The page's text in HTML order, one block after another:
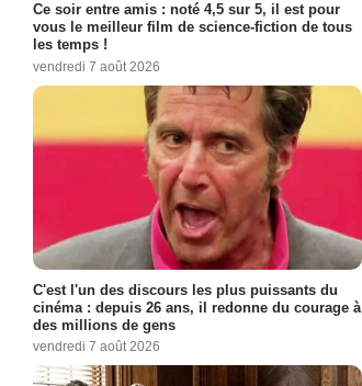
Ce soir entre amis : noté 4,5 sur 5, il est pour
vous le meilleur film de science-fiction de tous
les temps !
vendredi 7 août 2026
C'est l'un des discours les plus puissants du
cinéma : depuis 26 ans, il redonne du courage à
des millions de gens
vendredi 7 août 2026